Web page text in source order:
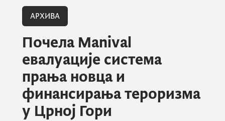
АРХИВА
Почела Manival
евалуације система
прања новца и
финансирања тероризма
у Црној Гори